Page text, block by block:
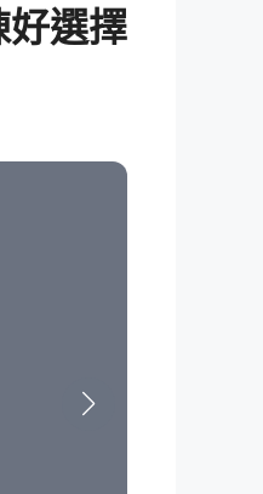
好選擇